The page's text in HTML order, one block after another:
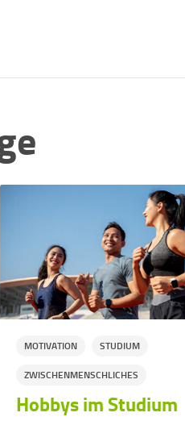
MOTIVATION STUDIUM
ZWISCHENMENSCHLICHES
Hobbys im Studium